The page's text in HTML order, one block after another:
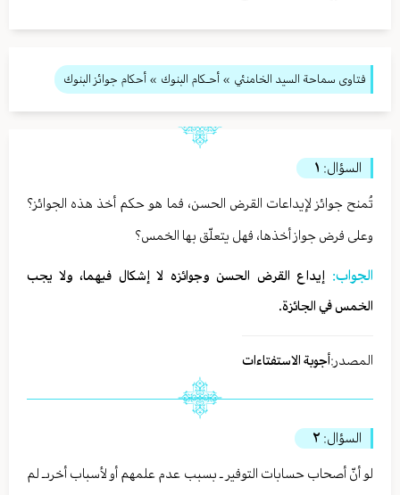
فتاوى سماحة السيد الخامنئي » أحـكام البنوك » أحكام جوائز البنوك
السؤال: ١
تُمنح جوائز لإيداعات القرض الحسن، فما هو حكم أخذ هذه الجوائز؟
وعلى فرض جواز أخذها، فهل يتعلّق بها الخمس؟
الجواب: إيداع القرض الحسن وجوائزه لا إشكال فيهما، ولا يجب
الخمس في الجائزة.
المصدر:أجوبة الاستفتاءات
السؤال: ٢
لو أنّ أصحاب حسابات التوفير ـ بسبب عدم علمهم أو لأسباب أخرىـ لم